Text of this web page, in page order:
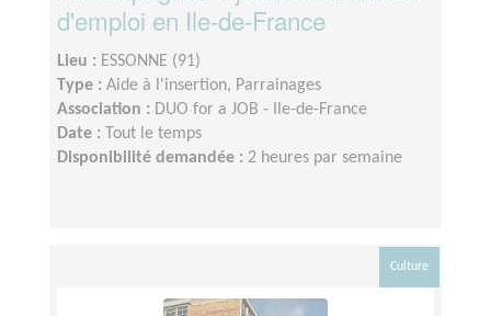
d'emploi en Ile-de-France
Lieu : ESSONNE (91)
Type : Aide à l'insertion, Parrainages
Association : DUO for a JOB - Ile-de-France
Date :
Tout le temps
Disponibilité demandée : 2 heures par semaine
Culture